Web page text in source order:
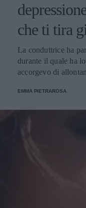
che ti tira
La conduttrice ha
durante il quale ha
accorgevo di
EMMA PIETRAROSA